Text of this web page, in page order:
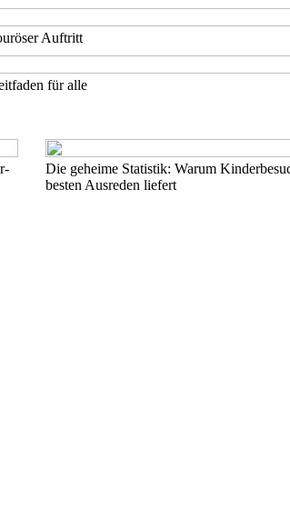
Auftritt
für alle
Die geheime Statistik: Warum
besten Ausreden liefert